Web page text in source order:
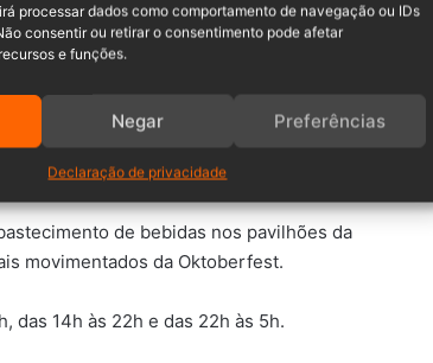
processar dados como comportamento de navegação ou IDs
consentir ou retirar o consentimento pode afetar
e funções.
Negar Preferências
Declaração de privacidade
de bebidas nos pavilhões da
movimentados da Oktoberfest.
das 14h às 22h e das 22h às 5h.